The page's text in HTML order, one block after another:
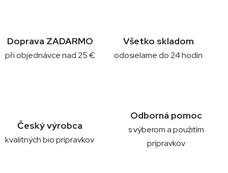
Doprava ZADARMO
při objednávce nad 25 €
Všetko skladom
odosielame do 24 hodín
Český výrobca
kvalitných bio prípravkov
Odborná pomoc
s výberom a použitím
prípravkov